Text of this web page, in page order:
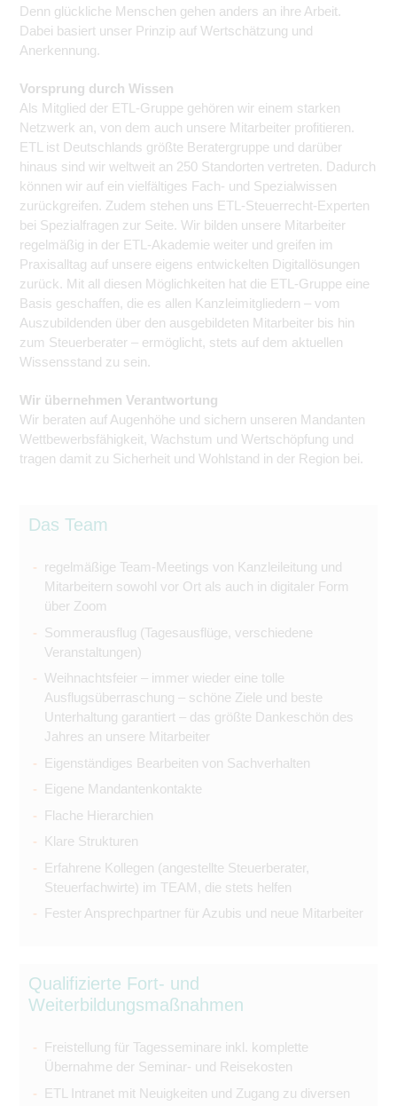
Denn glückliche Menschen gehen anders an ihre Arbeit.
Dabei basiert unser Prinzip auf Wertschätzung und
Anerkennung.
Vorsprung durch Wissen
Als Mitglied der ETL-Gruppe gehören wir einem starken
Netzwerk an, von dem auch unsere Mitarbeiter profitieren.
ETL ist Deutschlands größte Beratergruppe und darüber
hinaus sind wir weltweit an 250 Standorten vertreten. Dadurch
können wir auf ein vielfältiges Fach- und Spezialwissen
zurückgreifen. Zudem stehen uns ETL-Steuerrecht-Experten
bei Spezialfragen zur Seite. Wir bilden unsere Mitarbeiter
regelmäßig in der ETL-Akademie weiter und greifen im
Praxisalltag auf unsere eigens entwickelten Digitallösungen
zurück. Mit all diesen Möglichkeiten hat die ETL-Gruppe eine
Basis geschaffen, die es allen Kanzleimitgliedern – vom
Auszubildenden über den ausgebildeten Mitarbeiter bis hin
zum Steuerberater – ermöglicht, stets auf dem aktuellen
Wissensstand zu sein.
Wir übernehmen Verantwortung
Wir beraten auf Augenhöhe und sichern unseren Mandanten
Wettbewerbsfähigkeit, Wachstum und Wertschöpfung und
tragen damit zu Sicherheit und Wohlstand in der Region bei.
Das Team
regelmäßige Team-Meetings von Kanzleileitung und
Mitarbeitern sowohl vor Ort als auch in digitaler Form
über Zoom
Sommerausflug (Tagesausflüge, verschiedene
Veranstaltungen)
Weihnachtsfeier – immer wieder eine tolle
Ausflugsüberraschung – schöne Ziele und beste
Unterhaltung garantiert – das größte Dankeschön des
Jahres an unsere Mitarbeiter
Eigenständiges Bearbeiten von Sachverhalten
Eigene Mandantenkontakte
Flache Hierarchien
Klare Strukturen
Erfahrene Kollegen (angestellte Steuerberater,
Steuerfachwirte) im TEAM, die stets helfen
Fester Ansprechpartner für Azubis und neue Mitarbeiter
Qualifizierte Fort- und
Weiterbildungsmaßnahmen
Freistellung für Tagesseminare inkl. komplette
Übernahme der Seminar- und Reisekosten
ETL Intranet mit Neuigkeiten und Zugang zu diversen